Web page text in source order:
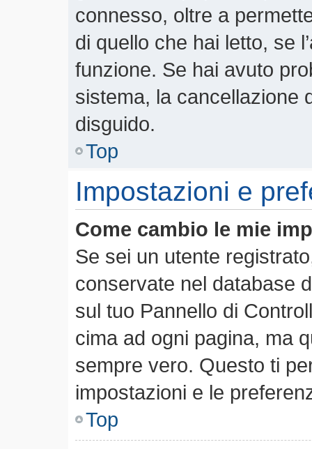
connesso, oltre a
di quello che hai letto, se
funzione. Se hai avuto
sistema, la cancellazione
disguido.
Top
Impostazioni e
Come cambio le mie
Se sei un utente
conservate nel database
sul tuo Pannello di
cima ad ogni pagina, ma
sempre vero. Questo ti
impostazioni e le
Top